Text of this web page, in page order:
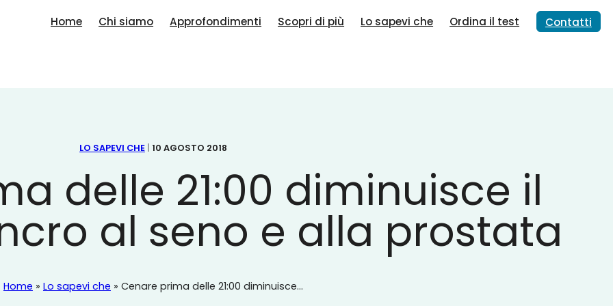
Home Chi siamo Approfondimenti Scopri di più Lo sapevi che Ordina il test Contatti
LO SAPEVI CHE 10 AGOSTO 2018
delle 21:00 diminuisce il
al seno e alla prostata
Home » Lo sapevi che » Cenare prima delle 21:00 diminuisce...